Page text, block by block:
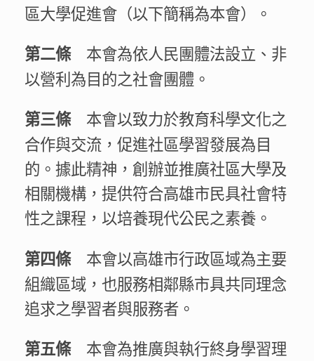
區大學促進會（以下簡稱為本會）。
第二條本會為依人民團體法設立、非
以營利為目的之社會團體。
第三條本會以致力於教育科學文化之
合作與交流，促進社區學習發展為目
的。據此精神，創辦並推廣社區大學及
相關機構，提供符合高雄市民具社會特
性之課程，以培養現代公民之素養。
第四條本會以高雄市行政區域為主要
組織區域，也服務相鄰縣市具共同理念
追求之學習者與服務者。
第五條本會為推廣與執行終身學習理